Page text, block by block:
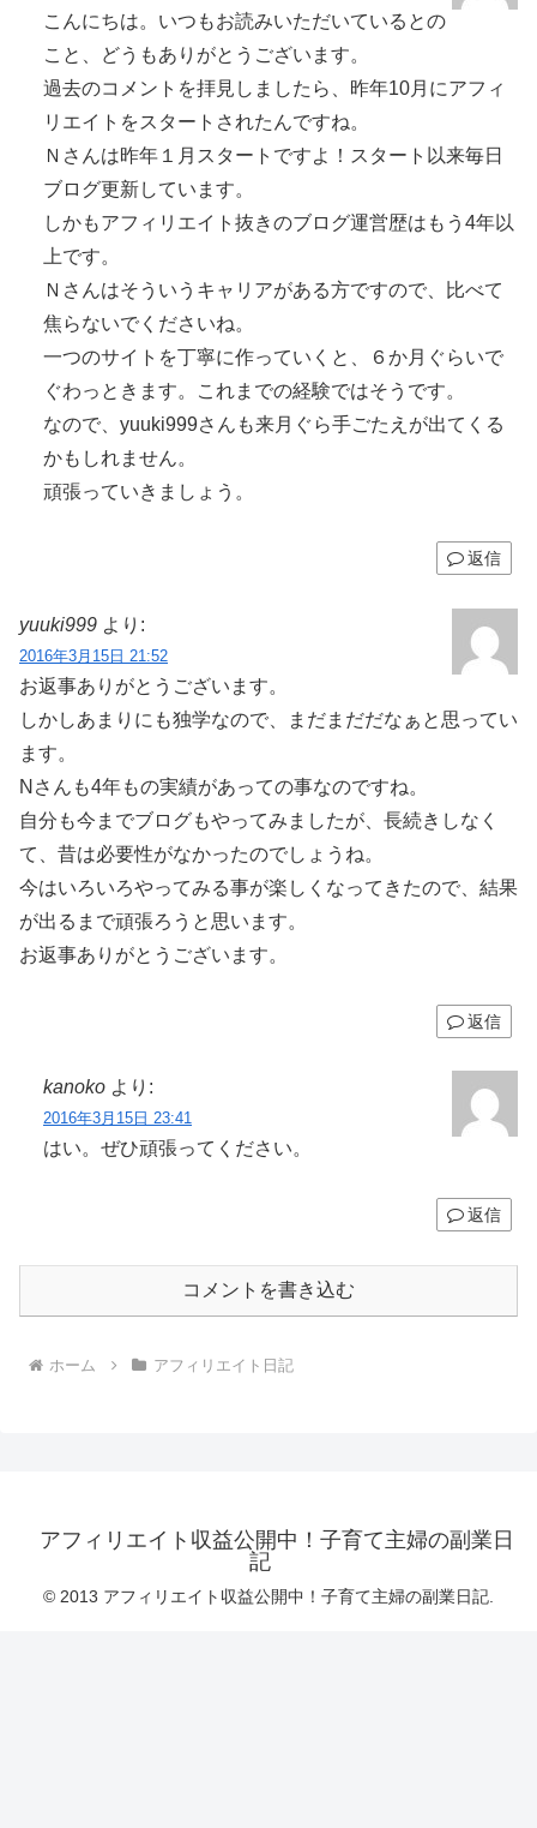
こんにちは。いつもお読みいただいているとの
こと、どうもありがとうございます。
過去のコメントを拝見しましたら、昨年10月にアフィ
リエイトをスタートされたんですね。
Ｎさんは昨年１月スタートですよ！スタート以来毎日
ブログ更新しています。
しかもアフィリエイト抜きのブログ運営歴はもう4年以
上です。
Ｎさんはそういうキャリアがある方ですので、比べて
焦らないでくださいね。
一つのサイトを丁寧に作っていくと、６か月ぐらいで
ぐわっときます。これまでの経験ではそうです。
なので、yuuki999さんも来月ぐら手ごたえが出てくる
かもしれません。
頑張っていきましょう。
返信
yuuki999 より:
2016年3月15日 21:52
お返事ありがとうございます。
しかしあまりにも独学なので、まだまだだなぁと思ってい
ます。
Nさんも4年もの実績があっての事なのですね。
自分も今までブログもやってみましたが、長続きしなく
て、昔は必要性がなかったのでしょうね。
今はいろいろやってみる事が楽しくなってきたので、結果
が出るまで頑張ろうと思います。
お返事ありがとうございます。
返信
kanoko より:
2016年3月15日 23:41
はい。ぜひ頑張ってください。
返信
コメントを書き込む
ホーム アフィリエイト日記
アフィリエイト収益公開中！子育て主婦の副業日
記
© 2013 アフィリエイト収益公開中！子育て主婦の副業日記.